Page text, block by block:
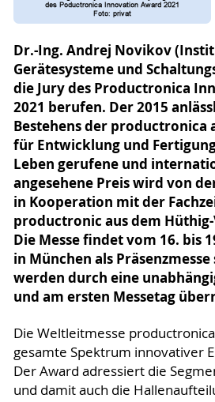
Dr.-Ing. Andrej Novikov
Gerätesysteme und
die Jury des Productronica
2021 berufen. Der 2015
Bestehens der productronica
für Entwicklung und
Leben gerufene und
angesehene Preis wird von
in Kooperation mit der
productronic aus dem
Die Messe findet vom 16. bis
in München als
werden durch eine
und am ersten Messetag
Die Weltleitmesse
gesamte Spektrum innovativer
Der Award adressiert die
und damit auch die